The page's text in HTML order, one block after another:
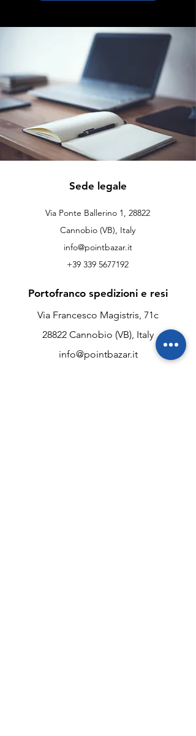
Sede legale
Via Ponte Ballerino 1, 28822
Cannobio (VB), Italy
info@pointbazar.it
+39 339 5677192
Portofranco spedizioni e resi
Via Francesco Magistris, 71c
28822 Cannobio (VB), Italy
info@pointbazar.it